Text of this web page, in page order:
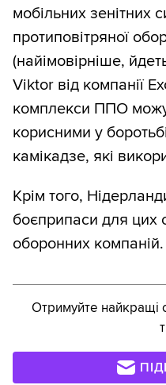
мобільних зенітних
протиповітряної
(найімовірніше,
Viktor від компанії
комплекси ППО
корисними у
камікадзе, які
Крім того,
боєприпаси для цих
оборонних компаній.
Отримуйте найкращі